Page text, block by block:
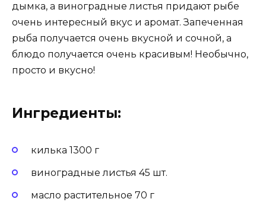
дымка, а виноградные листья придают рыбе
очень интересный вкус и аромат. Запеченная
рыба получается очень вкусной и сочной, а
блюдо получается очень красивым! Необычно,
просто и вкусно!
Ингредиенты:
килька 1300 г
виноградные листья 45 шт.
масло растительное 70 г